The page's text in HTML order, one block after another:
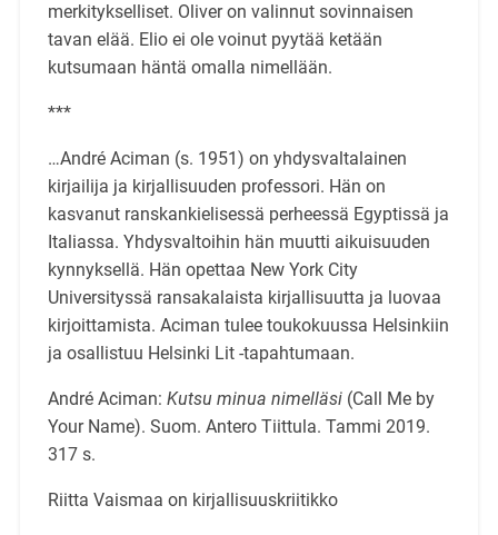
merkitykselliset. Oliver on valinnut sovinnaisen
tavan elää. Elio ei ole voinut pyytää ketään
kutsumaan häntä omalla nimellään.
***
…André Aciman (s. 1951) on yhdysvaltalainen
kirjailija ja kirjallisuuden professori. Hän on
kasvanut ranskankielisessä perheessä Egyptissä ja
Italiassa. Yhdysvaltoihin hän muutti aikuisuuden
kynnyksellä. Hän opettaa New York City
Universityssä ransakalaista kirjallisuutta ja luovaa
kirjoittamista. Aciman tulee toukokuussa Helsinkiin
ja osallistuu Helsinki Lit -tapahtumaan.
André Aciman: Kutsu minua nimelläsi(Call Me by
Your Name). Suom. Antero Tiittula. Tammi 2019.
317 s.
Riitta Vaismaa on kirjallisuuskriitikko